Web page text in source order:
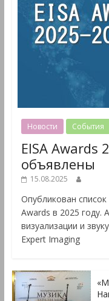
Новости События
EISA Awards
объявлены
15.08.2025
Опубликован
Awards в 2025 году.
визуализации и
Expert Imaging